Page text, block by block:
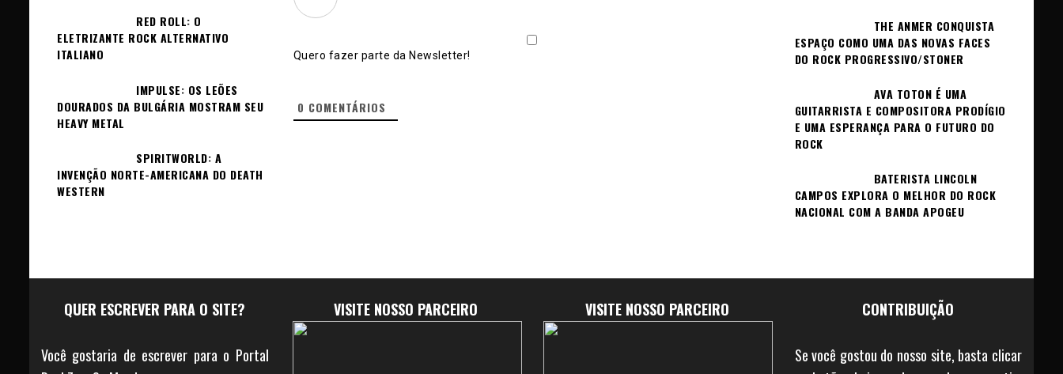
Quero fazer parte da Newsletter!
0 COMENTÁRIOS
RED ROLL: O
ELETRIZANTE ROCK ALTERNATIVO
ITALIANO
IMPULSE: OS LEÕES
DOURADOS DA BULGÁRIA MOSTRAM SEU
HEAVY METAL
SPIRITWORLD: A
INVENÇÃO NORTE-AMERICANA DO DEATH
WESTERN
THE ANMER CONQUISTA
ESPAÇO COMO UMA DAS NOVAS FACES
DO ROCK PROGRESSIVO/STONER
AVA TOTON É UMA
GUITARRISTA E COMPOSITORA PRODÍGIO
E UMA ESPERANÇA PARA O FUTURO DO
ROCK
BATERISTA LINCOLN
CAMPOS EXPLORA O MELHOR DO ROCK
NACIONAL COM A BANDA APOGEU
QUER ESCREVER PARA O SITE?
Você gostaria de escrever para o Portal
VISITE NOSSO PARCEIRO VISITE NOSSO PARCEIRO CONTRIBUIÇÃO
Se você gostou do nosso site, basta clicar